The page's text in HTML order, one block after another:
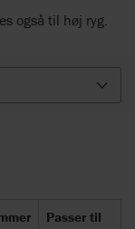
også til høj ryg.
Passer til